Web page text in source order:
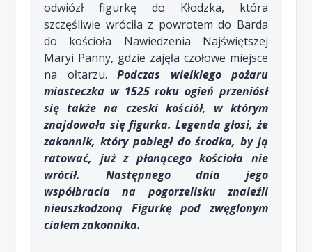
odwiózł figurkę do Kłodzka, która
szczęśliwie wróciła z powrotem do Barda
do kościoła Nawiedzenia Najświętszej
Maryi Panny, gdzie zajęła czołowe miejsce
na ołtarzu. Podczas wielkiego pożaru
miasteczka w 1525 roku ogień przeniósł
się także na czeski kościół, w którym
znajdowała się figurka. Legenda głosi, że
zakonnik, który pobiegł do środka, by ją
ratować, już z płonącego kościoła nie
wrócił. Następnego dnia jego
współbracia na pogorzelisku znaleźli
nieuszkodzoną Figurkę pod zwęglonym
ciałem zakonnika.